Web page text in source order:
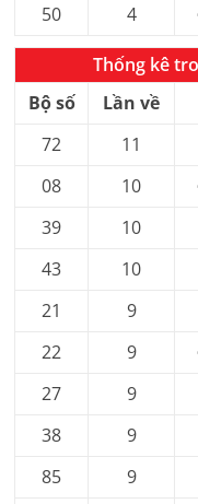
50 4
Thống kê
Bộ số
Lần về
72
11
08 10
39 10
43 10
21 9
22 9
27 9
38 9
85 9